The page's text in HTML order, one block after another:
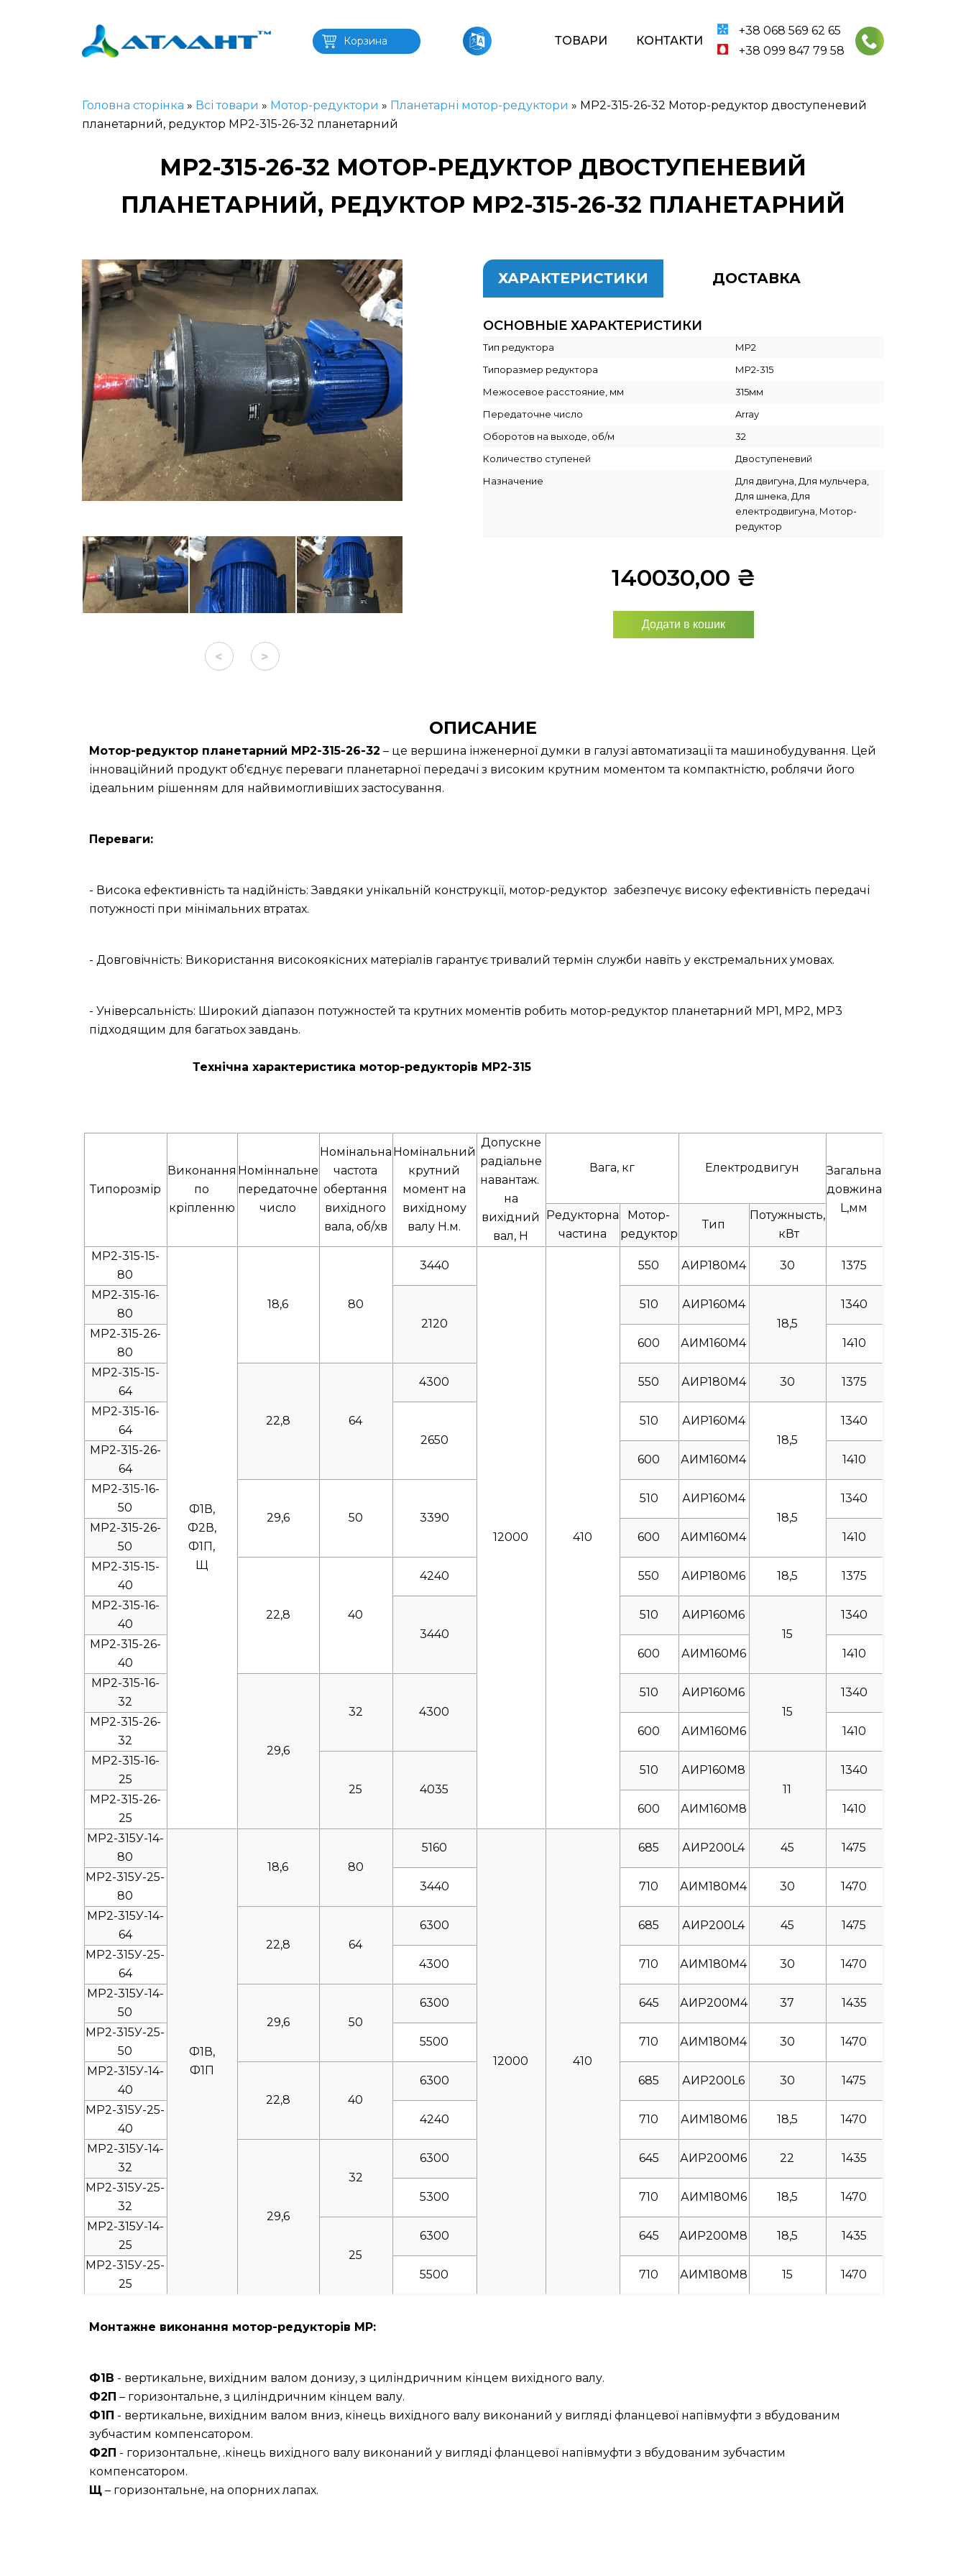
Корзина ТОВАРИ КОНТАКТИ
+38 068 569 62 65
+38 099 847 79 58
Головна сторінка » Всі товари » Мотор-редуктори » Планетарні мотор-редуктори » МР2-315-26-32 Мотор-редуктор двоступеневий
планетарний, редуктор МР2-315-26-32 планетарний
МР2-315-26-32 МОТОР-РЕДУКТОР ДВОСТУПЕНЕВИЙ
ПЛАНЕТАРНИЙ, РЕДУКТОР МР2-315-26-32 ПЛАНЕТАРНИЙ
< >
ХАРАКТЕРИСТИКИ ДОСТАВКА
ОСНОВНЫЕ ХАРАКТЕРИСТИКИ
Тип редуктора
МР2
Типоразмер редуктора
МР2-315
Межосевое расстояние, мм
315мм
Передаточне число
Array
Оборотов на выходе, об/м
32
Количество ступеней
Двоступеневий
Назначение
Для двигуна, Для мульчера,
Для шнека, Для
електродвигуна, Мотор-
редуктор
140030,00 ₴
Додати в кошик
ОПИСАНИЕ
Мотор-редуктор планетарний МР2-315-26-32 – це вершина інженерної думки в галузі автоматизації та машинобудування. Цей
інноваційний продукт об'єднує переваги планетарної передачі з високим крутним моментом та компактністю, роблячи його
ідеальним рішенням для найвимогливіших застосування.
Переваги:
- Висока ефективність та надійність: Завдяки унікальній конструкції, мотор-редуктор забезпечує високу ефективність передачі
потужності при мінімальних втратах.
- Довговічність: Використання високоякісних матеріалів гарантує тривалий термін служби навіть у екстремальних умовах.
- Універсальність: Широкий діапазон потужностей та крутних моментів робить мотор-редуктор планетарний МР1, МР2, МР3
підходящим для багатьох завдань.
Технічна характеристика мотор-редукторів МР2-315
Типорозмір
Виконання
по
кріпленню
Номіннальне
передаточне
число
Номінальна
частота
обертання
вихідного
вала, об/хв
Номінальний
крутний
момент на
вихідному
валу Н.м.
Допускне
радіальне
навантаж.
на
вихідний
вал, Н
Вага, кг Електродвигун
Загальна
довжина
L,мм
Редукторна
частина
Мотор-
редуктор
Тип
Потужнысть,
кВт
МР2-315-15-
80
Ф1В,
Ф2В,
Ф1П,
Щ
18,6 80
3440
12000 410
550 АИР180М4 30 1375
МР2-315-16-
80
2120
510
АИР160М4
18,5
1340
МР2-315-26-
80
600 АИМ160М4 1410
МР2-315-15-
64
22,8 64
4300 550 АИР180М4 30 1375
МР2-315-16-
64
2650
510
АИР160М4
18,5
1340
МР2-315-26-
64
600 АИМ160М4 1410
МР2-315-16-
50
29,6 50 3390
510
АИР160М4
18,5
1340
МР2-315-26-
50
600 АИМ160М4 1410
МР2-315-15-
40
22,8 40
4240 550 АИР180М6 18,5 1375
МР2-315-16-
40
3440
510
АИР160М6
15
1340
МР2-315-26-
40
600 АИМ160М6 1410
МР2-315-16-
32
29,6
32 4300
510
АИР160М6
15
1340
МР2-315-26-
32
600 АИМ160М6 1410
МР2-315-16-
25
25 4035
510
АИР160М8
11
1340
МР2-315-26-
25
600 АИМ160М8 1410
МР2-315У-14-
80
Ф1В,
Ф1П
18,6 80
5160
12000 410
685 АИР200L4 45 1475
МР2-315У-25-
80
3440 710 АИМ180М4 30 1470
МР2-315У-14-
64
22,8 64
6300 685 АИР200L4 45 1475
МР2-315У-25-
64
4300 710 АИМ180М4 30 1470
МР2-315У-14-
50
29,6 50
6300 645 АИР200М4 37 1435
МР2-315У-25-
50
5500 710 АИМ180М4 30 1470
МР2-315У-14-
40
22,8 40
6300 685 АИР200L6 30 1475
МР2-315У-25-
40
4240 710 АИМ180М6 18,5 1470
МР2-315У-14-
32
29,6
32
6300 645 АИР200М6 22 1435
МР2-315У-25-
32
5300 710 АИМ180М6 18,5 1470
МР2-315У-14-
25
25
6300 645 АИР200М8 18,5 1435
МР2-315У-25-
25
5500 710 АИМ180М8 15 1470
Монтажне виконання мотор-редукторів МР:
Ф1В - вертикальне, вихідним валом донизу, з циліндричним кінцем вихідного валу.
Ф2П – горизонтальне, з циліндричним кінцем валу.
Ф1П - вертикальне, вихідним валом вниз, кінець вихідного валу виконаний у вигляді фланцевої напівмуфти з вбудованим
зубчастим компенсатором.
Ф2П - горизонтальне, .кінець вихідного валу виконаний у вигляді фланцевої напівмуфти з вбудованим зубчастим
компенсатором.
Щ– горизонтальне, на опорних лапах.